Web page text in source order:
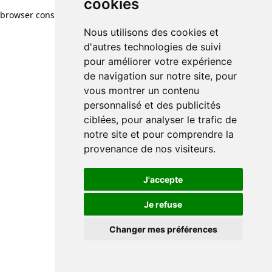
cookies
Nous utilisons des cookies et
d'autres technologies de suivi
pour améliorer votre expérience
de navigation sur notre site, pour
vous montrer un contenu
personnalisé et des publicités
ciblées, pour analyser le trafic de
notre site et pour comprendre la
provenance de nos visiteurs.
J'accepte
Je refuse
Changer mes préférences
browser console for more information)